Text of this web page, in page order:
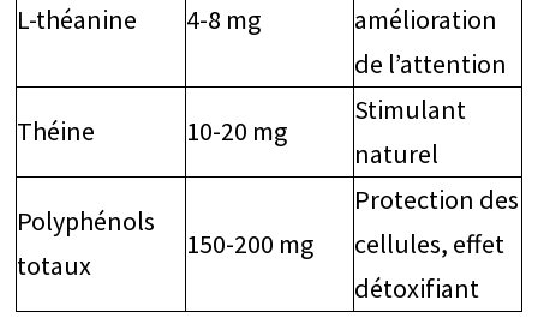
L-théanine 4-8 mg
amélioration
de l’attention
Théine
10-20 mg
Stimulant
naturel
Polyphénols
totaux
150-200 mg
Protection des
cellules, effet
détoxifiant